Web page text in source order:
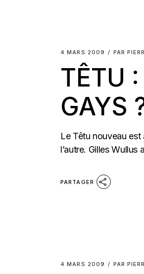
4 MARS 2009 PAR
TÊTU
GAYS
Le Têtu nouveau
l’autre. Gilles
PARTAGER
4 MARS 2009 PAR